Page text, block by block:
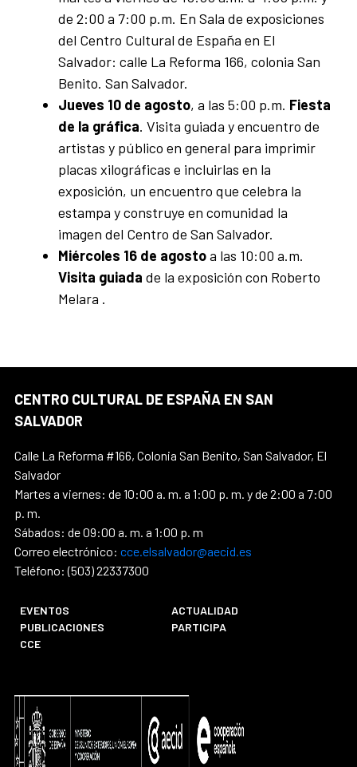
de 2:00 a 7:00 p.m. En Sala de exposiciones
del Centro Cultural de España en El
Salvador: calle La Reforma 166, colonia San
Benito. San Salvador.
Jueves 10 de agosto, a las 5:00 p.m. Fiesta
de la gráfica. Visita guiada y encuentro de
artistas y público en general para imprimir
placas xilográficas e incluirlas en la
exposición, un encuentro que celebra la
estampa y construye en comunidad la
imagen del Centro de San Salvador.
Miércoles 16 de agostoa las 10:00 a.m.
Visita guiada de la exposición con Roberto
Melara .
CENTRO CULTURAL DE ESPAÑA EN SAN
SALVADOR
Calle La Reforma #166, Colonia San Benito, San Salvador, El
Salvador
Martes a viernes: de 10:00 a. m. a 1:00 p. m. y de 2:00 a 7:00
p. m.
Sábados: de 09:00 a. m. a 1:00 p. m
Correo electrónico: cce.elsalvador@aecid.es
Teléfono: (503) 22337300
EVENTOS
ACTUALIDAD
PUBLICACIONES
PARTICIPA
CCE